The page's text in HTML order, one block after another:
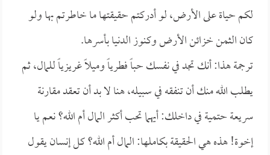
لكم حياة على الأرض، لو أدركتم حقيقتها ما خاطرتم بها ولو
كان الثمن خزائن الأرض وكنوز الدنيا بأسرها.
ترجمة هذا: أنك تجد في نفسك حباً فطرياً وميلاً غريزياً للمال، ثم
يطلب الله منك أن تنفقه في سبيله، هنا لا بد أن تعقد مقارنة
سريعة حتمية في داخلك: أيهما تحب أكثر المال أم الله؟ نعم يا
إخوة! هذه هي الحقيقة بكاملها: المال أم الله؟ كل إنسان يقول